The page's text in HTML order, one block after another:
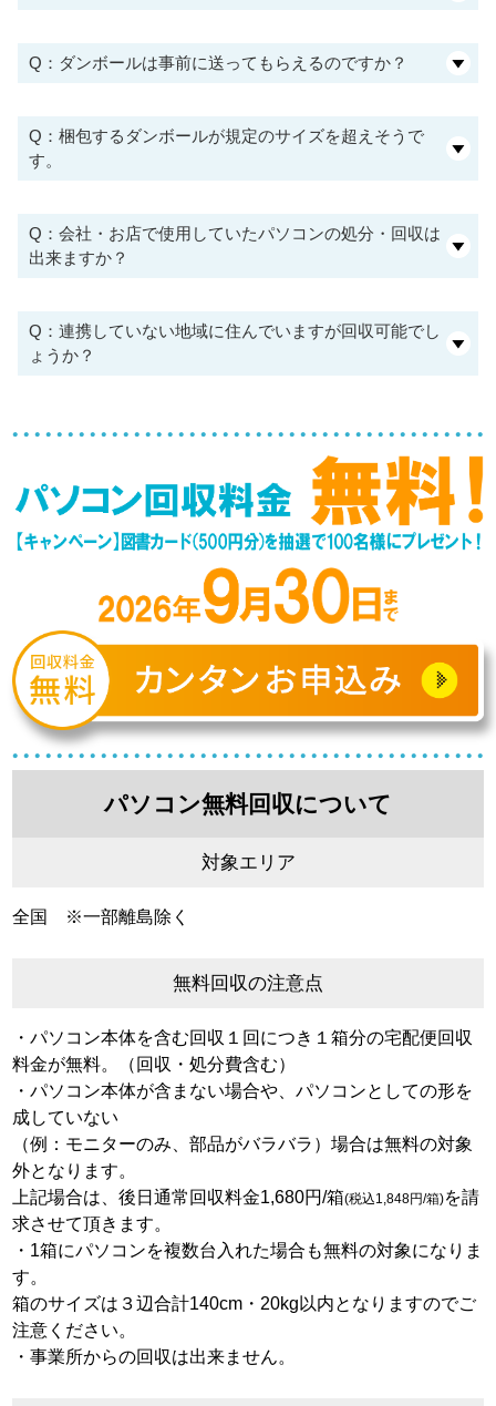
Q：ダンボールは事前に送ってもらえるのですか？
Q：梱包するダンボールが規定のサイズを超えそうで
す。
Q：会社・お店で使用していたパソコンの処分・回収は
出来ますか？
Q：連携していない地域に住んでいますが回収可能でし
ょうか？
パソコン無料回収について
対象エリア
全国 ※一部離島除く
無料回収の注意点
・パソコン本体を含む回収１回につき１箱分の宅配便回収
料金が無料。（回収・処分費含む）
・パソコン本体が含まない場合や、パソコンとしての形を
成していない
（例：モニターのみ、部品がバラバラ）場合は無料の対象
外となります。
上記場合は、後日通常回収料金1,680円/箱(税込1,848円/箱)を請
求させて頂きます。
・1箱にパソコンを複数台入れた場合も無料の対象になりま
す。
箱のサイズは３辺合計140cm・20kg以内となりますのでご
注意ください。
・事業所からの回収は出来ません。